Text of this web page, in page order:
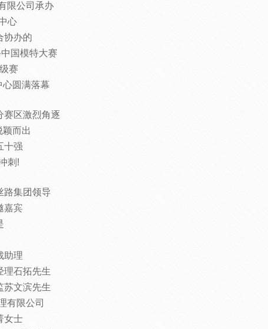
限公司承办
心
协办的
国模特大赛
赛
圆满落幕
赛区激烈角逐
颖而出
十强
刺!
路集团领导
嘉宾
助理
理石拓先生
苏文滨先生
有限公司
女士